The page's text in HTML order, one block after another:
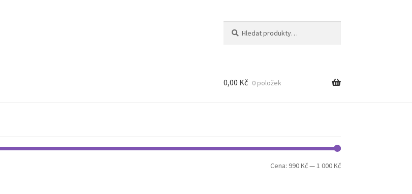
0,00 Kč 0 položek
Minimální
Maximální
Cena: 990 Kč—1 000 Kč